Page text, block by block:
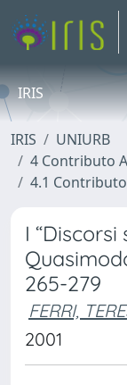
IRIS
IRIS
UNIURB
4 Contributo
4.1
I
265-279
FERRI,
2001